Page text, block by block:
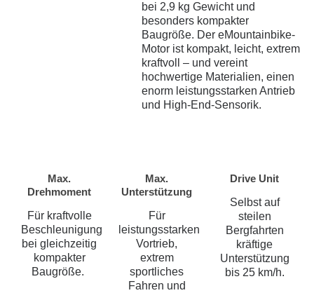
bei 2,9 kg Gewicht und
besonders kompakter
Baugröße. Der eMountainbike-
Motor ist kompakt, leicht, extrem
kraftvoll – und vereint
hochwertige Materialien, einen
enorm leistungsstarken Antrieb
und High-End-Sensorik.
Max.
Drehmoment
Für kraftvolle
Beschleunigung
bei gleichzeitig
kompakter
Baugröße.
Max.
Unterstützung
Für
leistungsstarken
Vortrieb,
extrem
sportliches
Fahren und
Drive Unit
Selbst auf
steilen
Bergfahrten
kräftige
Unterstützung
bis 25 km/h.